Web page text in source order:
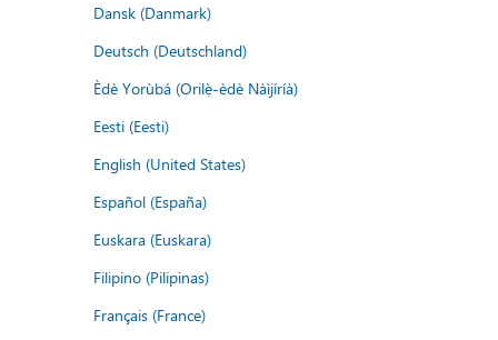
Dansk (Danmark)
Deutsch (Deutschland)
Èdè Yorùbá (Orilẹ̀-èdè Nàìjíríà)
Eesti (Eesti)
English (United States)
Español (España)
Euskara (Euskara)
Filipino (Pilipinas)
Français (France)